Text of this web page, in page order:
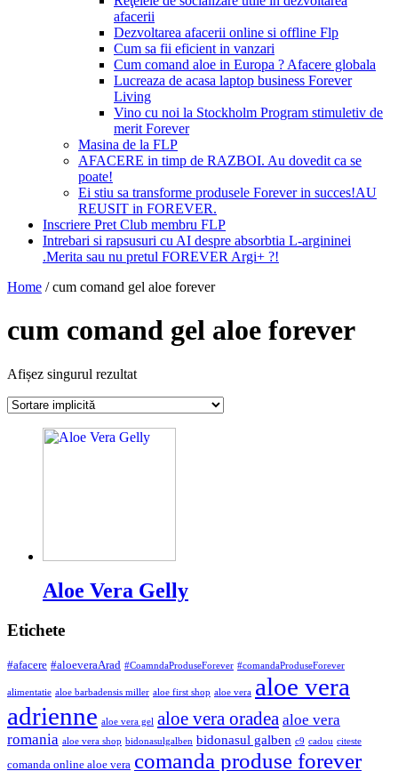
afacerii
Dezvoltarea afacerii online si offline Flp
Cum sa fii eficient in vanzari
Cum comand aloe in Europa ? Afacere globala
Lucreaza de acasa laptop business Forever
Living
Vino cu noi la Stockholm Program stimuletiv de
merit Forever
Masina de la FLP
AFACERE in timp de RAZBOI. Au dovedit ca se
poate!
Ei stiu sa transforme produsele Forever in succes!AU
REUSIT in FOREVER.
Inscriere Pret Club membru FLP
Intrebari si rapsusuri cu AI despre absorbtia L-argininei
.Merita sau nu pretul FOREVER Argi+ ?!
Home / cum comand gel aloe forever
cum comand gel aloe forever
Afișez singurul rezultat
Aloe Vera Gelly
Etichete
#afacere #aloeveraArad #CoamndaProduseForever #comandaProduseForever
alimentatie aloe barbadensis miller aloe first shop aloe vera aloe vera
adrienne aloe vera gel aloe vera oradea aloe vera
romania aloe vera shop bidonasulgalben bidonasul galben c9 cadou citeste
comanda online aloe vera comanda produse forever